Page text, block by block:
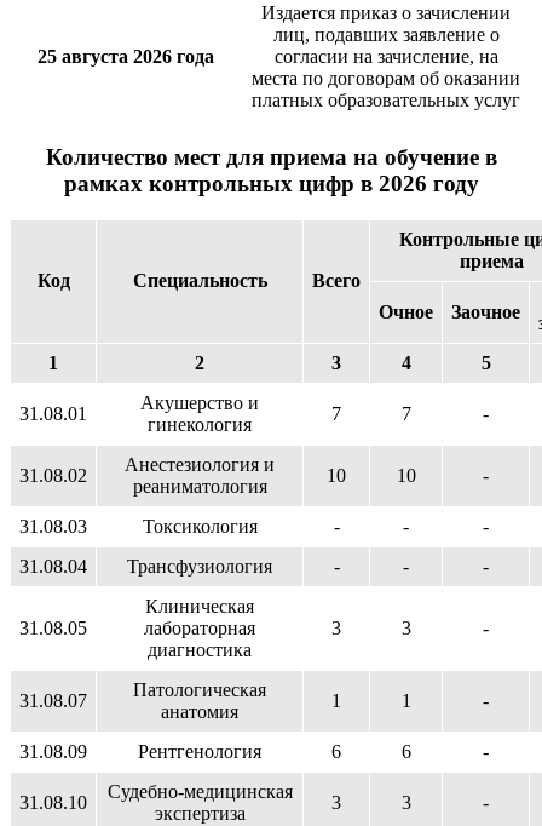
25 августа 2026 года
Издается приказ о зачислении
лиц, подавших заявление о
согласии на зачисление, на
места по договорам об оказании
платных образовательных услуг
Количество мест для приема на обучение в
рамках контрольных цифр в 2026 году
Код Специальность Всего
Контрольные
приема
Очное Заочное
1
2 3 4 5
31.08.01
Акушерство и
гинекология
7 7 -
31.08.02
Анестезиология и
реаниматология
10 10 -
31.08.03 Токсикология - -
-
31.08.04
Трансфузиология - - -
31.08.05
Клиническая
лабораторная
диагностика
3 3 -
31.08.07
Патологическая
анатомия
1 1 -
31.08.09 Рентгенология 6 6 -
31.08.10
Судебно-медицинская
экспертиза
3 3 -